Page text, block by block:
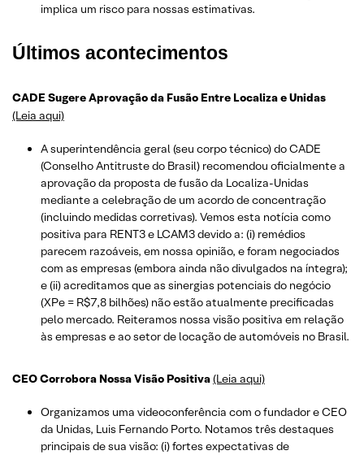
implica um risco para nossas estimativas.
Últimos acontecimentos
CADE Sugere Aprovação da Fusão Entre Localiza e Unidas
(Leia aqui)
A superintendência geral (seu corpo técnico) do CADE
(Conselho Antitruste do Brasil) recomendou oficialmente a
aprovação da proposta de fusão da Localiza-Unidas
mediante a celebração de um acordo de concentração
(incluindo medidas corretivas). Vemos esta notícia como
positiva para RENT3 e LCAM3 devido a: (i) remédios
parecem razoáveis, em nossa opinião, e foram negociados
com as empresas (embora ainda não divulgados na íntegra);
e (ii) acreditamos que as sinergias potenciais do negócio
(XPe = R$7,8 bilhões) não estão atualmente precificadas
pelo mercado. Reiteramos nossa visão positiva em relação
às empresas e ao setor de locação de automóveis no Brasil.
CEO Corrobora Nossa Visão Positiva(Leia aqui)
Organizamos uma videoconferência com o fundador e CEO
da Unidas, Luis Fernando Porto. Notamos três destaques
principais de sua visão: (i) fortes expectativas de